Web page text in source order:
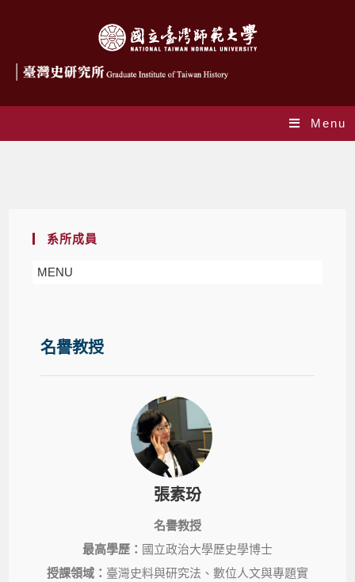
Menu
系所成員
MENU
名譽教授
張素玢
名譽教授
最高學歷： 國立政治大學歷史學博士
授課領域： 臺灣史料與研究法、數位人文與專題實